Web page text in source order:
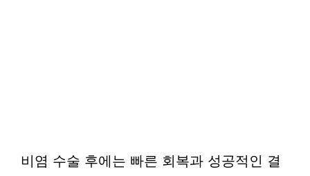
비염 수술 후에는 빠른 회복과 성공적인 결